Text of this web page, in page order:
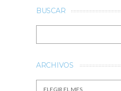
BUSCAR
ARCHIVOS
Archivos